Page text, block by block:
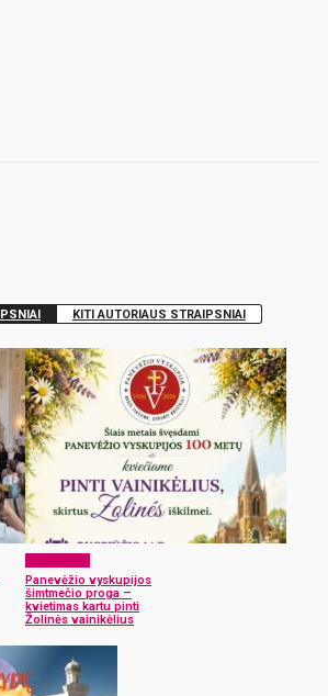
KITI AUTORIAUS STRAIPSNIAI
Panevėžio vyskupijos
šimtmečio proga –
kvietimas kartu pinti
Žolinės vainikėlius